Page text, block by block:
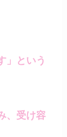
」という
、受け容